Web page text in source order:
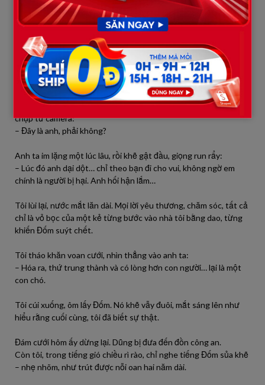
Hình ảnh năm xưa mờ nhòe, nhưng khi tôi phóng to khung hình
– vết sẹo nhỏ dưới cằm của gã trộm hiện rõ. Tim tôi như ngừng
đập. Vết sẹo đó… chính là của Dũng.
Tôi run rẩy, không tin nổi. Tôi thử hỏi anh ta vào sáng hôm sau,
cố giữ giọng bình thường:
– Anh có bao giờ… từng vào nhà người khác trộm cắp không?
Dũng cứng đờ, mắt tránh sang hướng khác. Tôi chìa bức ảnh
chụp từ camera:
– Đây là anh, phải không?
Anh ta im lặng một lúc lâu, rồi khẽ gật đầu, giọng run rẩy:
– Lúc đó anh dại dột… chỉ theo bạn đi cho vui, không ngờ em
chính là người bị hại. Anh hối hận lắm…
Tôi lùi lại, nước mắt lăn dài. Mọi lời yêu thương, chăm sóc, tất cả
chỉ là vỏ bọc của một kẻ từng bước vào nhà tôi bằng dao, từng
khiến Đốm suýt chết.
Tôi tháo khăn voan cưới, nhìn thẳng vào anh ta:
– Hóa ra, thứ trung thành và có lòng hơn con người… lại là một
con chó.
Tôi cúi xuống, ôm lấy Đốm. Nó khẽ vẫy đuôi, mắt sáng lên như
hiểu rằng cuối cùng, tôi đã biết sự thật.
Đám cưới hôm ấy dừng lại. Dũng bị đưa đến đồn công an.
Còn tôi, trong tiếng gió chiều rì rào, chỉ nghe tiếng Đốm sủa khẽ
– nhẹ nhõm, như trút được nỗi oan hai năm dài.